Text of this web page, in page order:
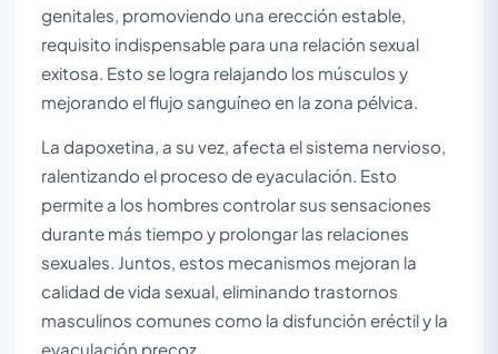
genitales, promoviendo una erección estable,
requisito indispensable para una relación sexual
exitosa. Esto se logra relajando los músculos y
mejorando el flujo sanguíneo en la zona pélvica.
La dapoxetina, a su vez, afecta el sistema nervioso,
ralentizando el proceso de eyaculación. Esto
permite a los hombres controlar sus sensaciones
durante más tiempo y prolongar las relaciones
sexuales. Juntos, estos mecanismos mejoran la
calidad de vida sexual, eliminando trastornos
masculinos comunes como la disfunción eréctil y la
eyaculación precoz.